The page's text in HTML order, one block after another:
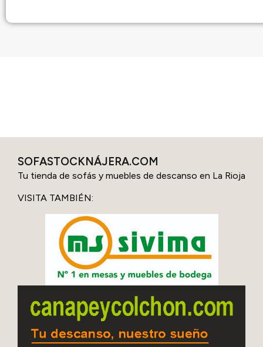
SOFASTOCKNÁJERA.COM
Tu tienda de sofás y muebles de descanso en La Rioja
VISITA TAMBIÉN: